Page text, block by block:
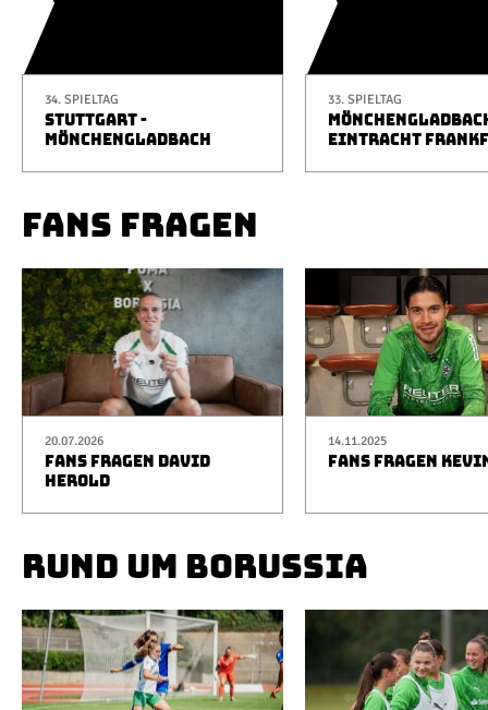
34. SPIELTAG
STUTTGART -
MÖNCHENGLADBACH
33. SPIELTAG
EINTRACHT
FANS FRAGEN
20.07.2026
FANS FRAGEN DAVID
HEROLD
14.11.2025
FANS FRAGEN
RUND UM BORUSSIA